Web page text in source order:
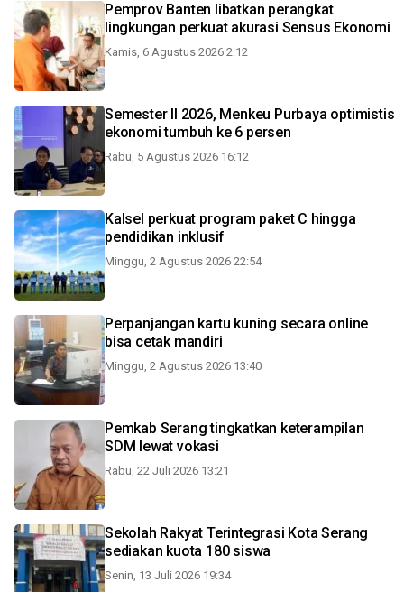
Pemprov Banten libatkan perangkat
lingkungan perkuat akurasi Sensus Ekonomi
Kamis, 6 Agustus 2026 2:12
Semester II 2026, Menkeu Purbaya optimistis
ekonomi tumbuh ke 6 persen
Rabu, 5 Agustus 2026 16:12
Kalsel perkuat program paket C hingga
pendidikan inklusif
Minggu, 2 Agustus 2026 22:54
Perpanjangan kartu kuning secara online
bisa cetak mandiri
Minggu, 2 Agustus 2026 13:40
Pemkab Serang tingkatkan keterampilan
SDM lewat vokasi
Rabu, 22 Juli 2026 13:21
Sekolah Rakyat Terintegrasi Kota Serang
sediakan kuota 180 siswa
Senin, 13 Juli 2026 19:34